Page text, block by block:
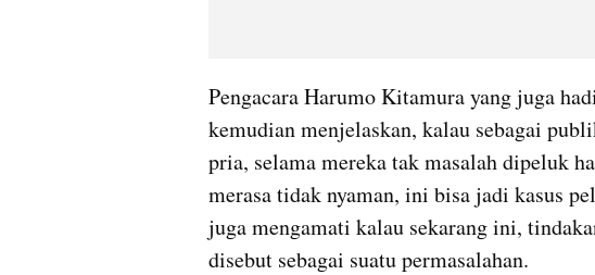
Pengacara Harumo Kitamura yang juga
kemudian menjelaskan, kalau sebagai
pria, selama mereka tak masalah dipeluk
merasa tidak nyaman, ini bisa jadi kasus
juga mengamati kalau sekarang ini,
disebut sebagai suatu permasalahan.